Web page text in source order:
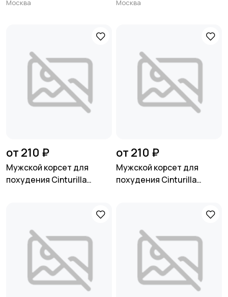
Москва Москва
от 210 ₽
Мужской корсет для
похудения Cinturilla
от 210 ₽
Мужской корсет для
похудения Cinturilla